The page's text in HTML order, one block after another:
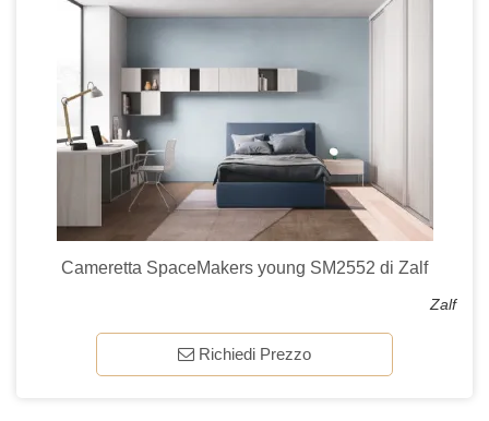
Cameretta SpaceMakers young SM2552 di Zalf
Zalf
Richiedi Prezzo